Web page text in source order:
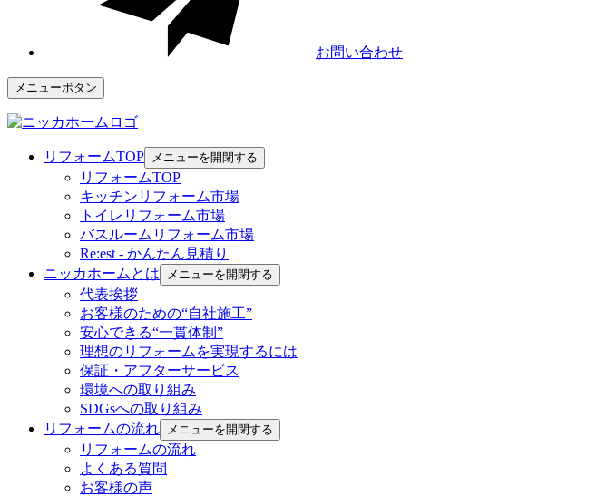
お問い合わせ
メニューボタン
リフォームTOP メニューを開閉する
リフォームTOP
キッチンリフォーム市場
トイレリフォーム市場
バスルームリフォーム市場
Re:est - かんたん見積り
ニッカホームとは
メニューを開閉する
代表挨拶
お客様のための“自社施工”
安心できる“一貫体制”
理想のリフォームを実現するには
保証・アフターサービス
環境への取り組み
SDGsへの取り組み
リフォームの流れ
メニューを開閉する
リフォームの流れ
よくある質問
お客様の声